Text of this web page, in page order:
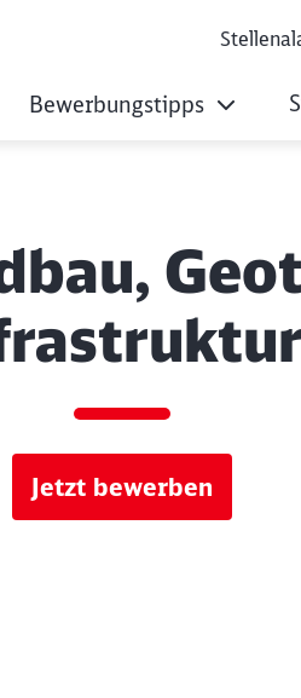
Bewerbungstipps
Jetzt bewerben